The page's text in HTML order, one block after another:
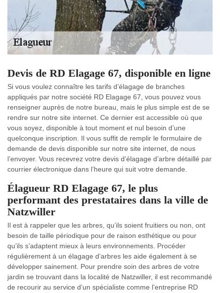
Devis de RD Elagage 67, disponible en ligne
Si vous voulez connaître les tarifs d’élagage de branches
appliqués par notre société RD Elagage 67, vous pouvez vous
renseigner auprès de notre bureau, mais le plus simple est de se
rendre sur notre site internet. Ce dernier est accessible où que
vous soyez, disponible à tout moment et nul besoin d’une
quelconque inscription. Il vous suffit de remplir le formulaire de
demande de devis disponible sur notre site internet, de nous
l’envoyer. Vous recevrez votre devis d’élagage d’arbre détaillé par
courrier électronique dans l’heure qui suit votre demande.
Élagueur RD Elagage 67, le plus
performant des prestataires dans la ville de
Natzwiller
Il est à rappeler que les arbres, qu’ils soient fruitiers ou non, ont
besoin de taille périodique pour de raison esthétique ou pour
qu’ils s’adaptent mieux à leurs environnements. Procéder
régulièrement à un élagage d’arbres les aide également à se
développer sainement. Pour prendre soin des arbres de votre
jardin se trouvant dans la localité de Natzwiller, il est recommandé
de recourir au service d’un spécialiste comme l’entreprise RD